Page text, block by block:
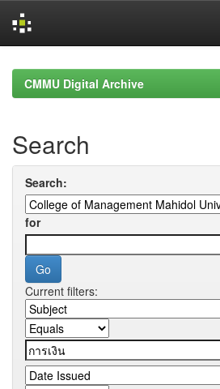
navigationCMMU Digital Archive
Search
Search:
for
Current filters: